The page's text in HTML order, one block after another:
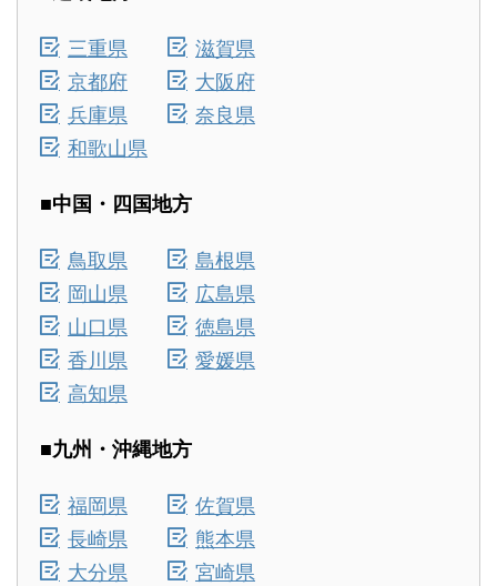
三重県
滋賀県
京都府
大阪府
兵庫県
奈良県
和歌山県
■中国・四国地方
鳥取県
島根県
岡山県
広島県
山口県
徳島県
香川県
愛媛県
高知県
■九州・沖縄地方
福岡県
佐賀県
長崎県
熊本県
大分県
宮崎県